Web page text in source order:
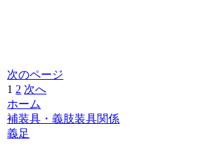
次のページ
1 2 次へ
ホーム
補装具・義肢装具関係
義足